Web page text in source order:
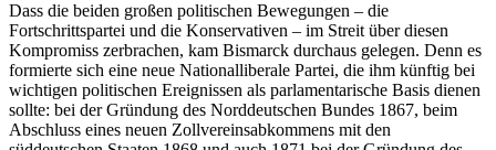
Dass die beiden großen politischen Bewegungen – die
Fortschrittspartei und die Konservativen – im Streit über diesen
Kompromiss zerbrachen, kam Bismarck durchaus gelegen. Denn es
formierte sich eine neue Nationalliberale Partei, die ihm künftig bei
wichtigen politischen Ereignissen als parlamentarische Basis dienen
sollte: bei der Gründung des Norddeutschen Bundes 1867, beim
Abschluss eines neuen Zollvereinsabkommens mit den